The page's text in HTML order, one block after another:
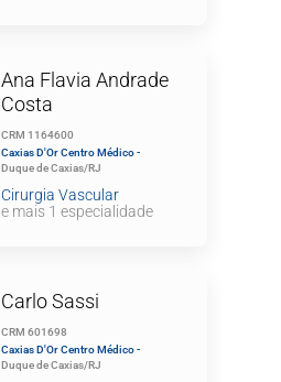
Ana Flavia Andrade
Costa
CRM 1164600
Caxias D'Or Centro Médico -
Duque de Caxias/RJ
Cirurgia Vascular
e mais 1 especialidade
Carlo Sassi
CRM 601698
Caxias D'Or Centro Médico -
Duque de Caxias/RJ